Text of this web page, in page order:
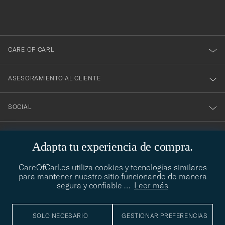
Adapta tu experiencia de compra.
CareOfCarl.es utiliza cookies y tecnologías similares
para mantener nuestro sitio funcionando de manera
segura y confiable … Leer más
SOLO NECESARIO GESTIONAR PREFERENCIAS
boletín!
CARE OF CARL
ASESORAMIENTO AL CLIENTE
SOCIAL
contact@careofcarl.com
ASESORAMIENTO DE ESTILO
estamos encantados de hacerlo